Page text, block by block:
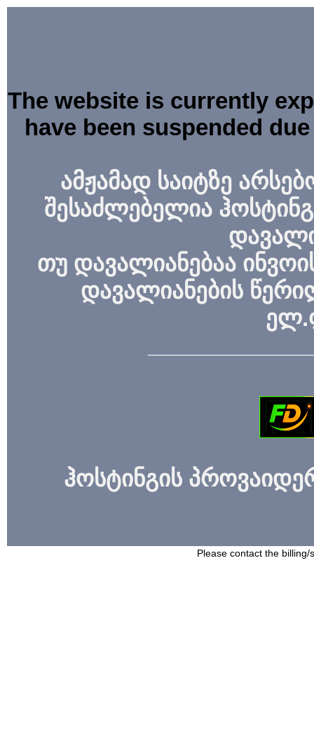
The website is currently
have been suspended
ამჟამად საიტზე
შესაძლებელია
თუ დავალიანებაა
დავალიანების
ჰოსტინგის
Please contact the